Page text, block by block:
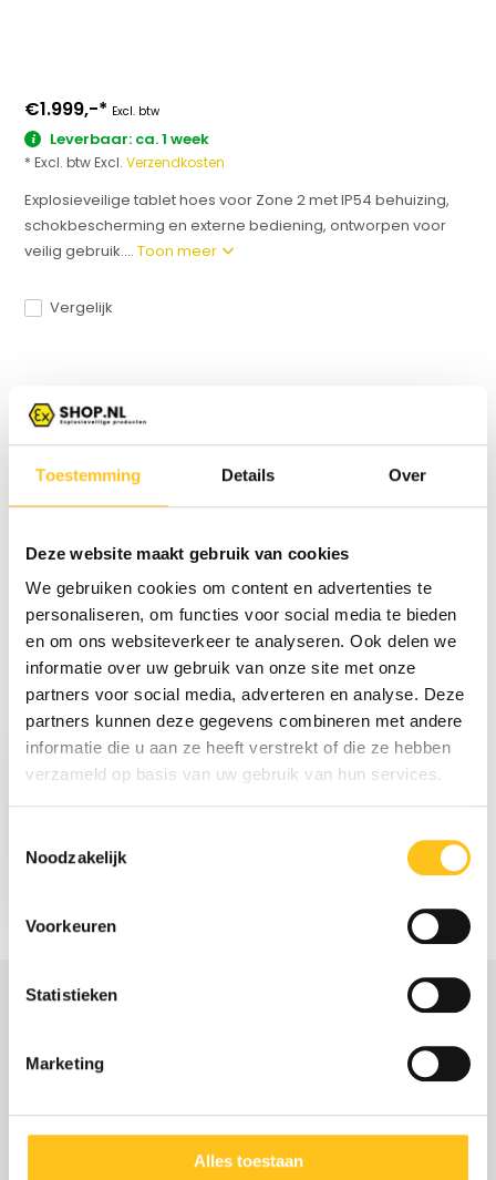
Toestemming Details Over
Deze website maakt gebruik van cookies
We gebruiken cookies om content en advertenties te
personaliseren, om functies voor social media te bieden
en om ons websiteverkeer te analyseren. Ook delen we
informatie over uw gebruik van onze site met onze
partners voor social media, adverteren en analyse. Deze
partners kunnen deze gegevens combineren met andere
informatie die u aan ze heeft verstrekt of die ze hebben
verzameld op basis van uw gebruik van hun services.
Noodzakelijk
Voorkeuren
Statistieken
Marketing
Alles toestaan
€1.999,-* Excl. btw
Leverbaar: ca. 1 week
* Excl. btw Excl.Verzendkosten
Explosieveilige tablet hoes voor Zone 2 met IP54 behuizing,
schokbescherming en externe bediening, ontworpen voor
veilig gebruik....Toon meer
Vergelijk
Productomschrijving
Specificaties
Delen
Recent bekeken
€ 1.999,-
Neem contact met ons